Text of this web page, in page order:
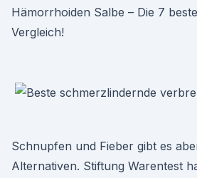
Hämorrhoiden Salbe – Die 7
Vergleich!
Schnupfen und Fieber gibt es
Alternativen. Stiftung Warentest